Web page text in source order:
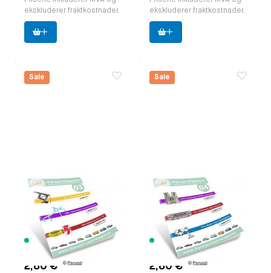
ekskluderer fraktkostnader.
ekskluderer fraktkostnader.
Sale
Paruzzi Magazine,
editie 03 NL.
zakformaat (A5)
Paruzzi nummer:591803
Produsent: Paruzzi
192 varer
tilgjengelig
2,80 €
Sale
Paruzzi Magazine,
editie 04 NL.
zakformaat (A5)
Paruzzi nummer:591804
Produsent:
Paruzzi
232 varer
tilgjengelig
2,80 €